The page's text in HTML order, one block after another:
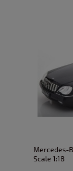
Mercedes-
Scale 1:18